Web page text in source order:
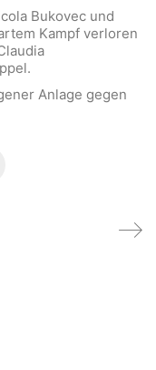
Bukovec und
Kampf verloren
Anlage gegen